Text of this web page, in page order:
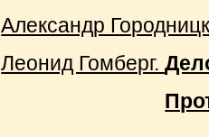
Александр
Леонид Гомберг.